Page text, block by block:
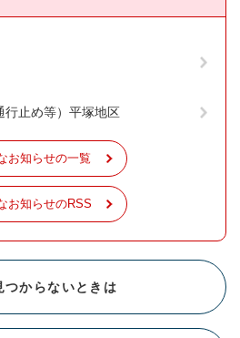
行止め等）平塚地区
お知らせの一覧
お知らせのRSS
つからないときは